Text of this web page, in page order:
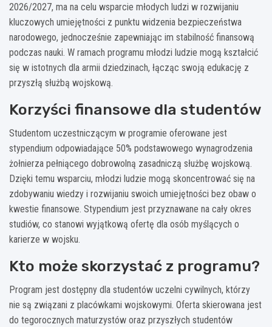
2026/2027, ma na celu wsparcie młodych ludzi w rozwijaniu
kluczowych umiejętności z punktu widzenia bezpieczeństwa
narodowego, jednocześnie zapewniając im stabilność finansową
podczas nauki. W ramach programu młodzi ludzie mogą kształcić
się w istotnych dla armii dziedzinach, łącząc swoją edukację z
przyszłą służbą wojskową.
Korzyści finansowe dla studentów
Studentom uczestniczącym w programie oferowane jest
stypendium odpowiadające 50% podstawowego wynagrodzenia
żołnierza pełniącego dobrowolną zasadniczą służbę wojskową.
Dzięki temu wsparciu, młodzi ludzie mogą skoncentrować się na
zdobywaniu wiedzy i rozwijaniu swoich umiejętności bez obaw o
kwestie finansowe. Stypendium jest przyznawane na cały okres
studiów, co stanowi wyjątkową ofertę dla osób myślących o
karierze w wojsku.
Kto może skorzystać z programu?
Program jest dostępny dla studentów uczelni cywilnych, którzy
nie są związani z placówkami wojskowymi. Oferta skierowana jest
do tegorocznych maturzystów oraz przyszłych studentów